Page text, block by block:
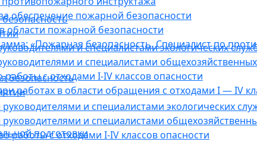
и специалистами экологических
и специалистами
с отходами I-IV классов опасности
работах в области обращения с отходами I — IV
подготовки
обеспечение пожарной безопасности
пожарной безопасности
«Пожарная безопасность. Специалист по
безопасность
и специалистами экологических
и специалистами
работы с отходами I-IV классов опасности